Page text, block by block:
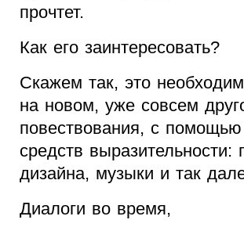
прочтет.
Как его заинтересовать?
Скажем так, это
на новом, уже совсем
повествования, с помощью
средств выразительности:
дизайна, музыки и так
Диалоги во время,